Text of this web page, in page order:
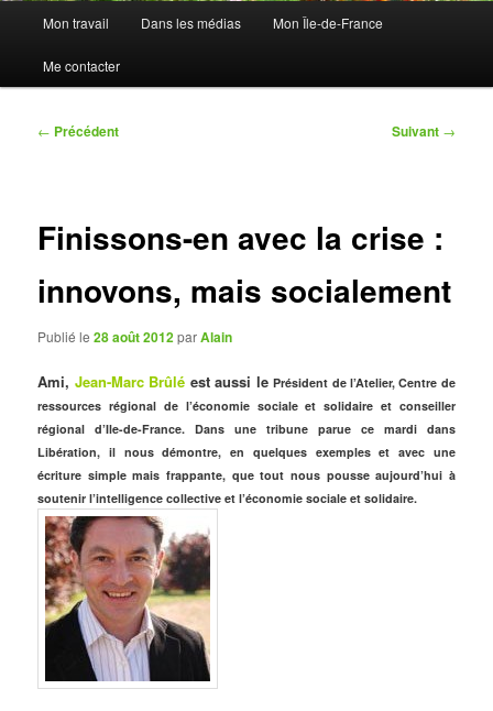
principal
Mon travail Dans les médias Mon Île-de-France
Me contacter
Navigation
← Précédent Suivant →
Finissons-en avec la crise :
innovons, mais socialement
Publié le28 août 2012parAlain
Ami, Jean-Marc Brûlé est aussi lePrésident de l’Atelier, Centre de
ressources régional de l’économie sociale et solidaire et conseiller
régional d’Ile-de-France. Dans une tribune parue ce mardi dans
Libération, il nous démontre, en quelques exemples et avec une
écriture simple mais frappante, que tout nous pousse aujourd’hui à
soutenir l’intelligence collective et l’économie sociale et solidaire.